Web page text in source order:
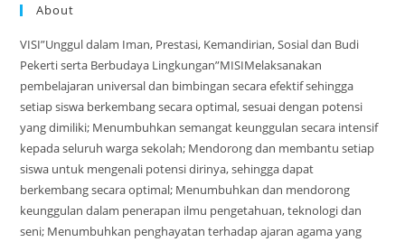
About
VISI”Unggul dalam Iman, Prestasi, Kemandirian, Sosial dan Budi
Pekerti serta Berbudaya Lingkungan”MISIMelaksanakan
pembelajaran universal dan bimbingan secara efektif sehingga
setiap siswa berkembang secara optimal, sesuai dengan potensi
yang dimiliki; Menumbuhkan semangat keunggulan secara intensif
kepada seluruh warga sekolah; Mendorong dan membantu setiap
siswa untuk mengenali potensi dirinya, sehingga dapat
berkembang secara optimal; Menumbuhkan dan mendorong
keunggulan dalam penerapan ilmu pengetahuan, teknologi dan
seni; Menumbuhkan penghayatan terhadap ajaran agama yang